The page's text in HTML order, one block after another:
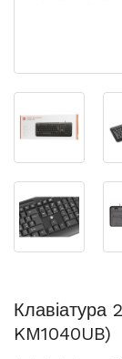
Клавіатура
KM1040UB)